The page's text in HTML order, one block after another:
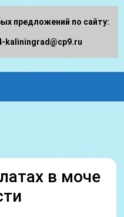
в моче
предложений по сайту:
kaliningrad@cp9.ru